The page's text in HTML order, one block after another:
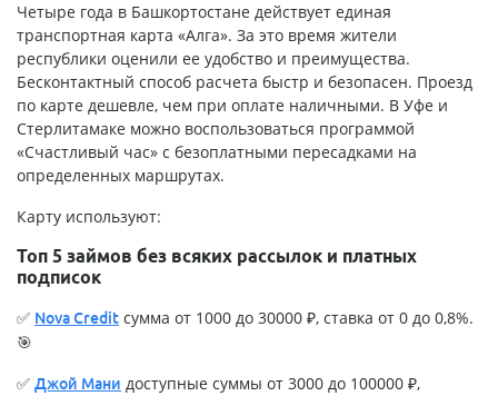
Четыре года в Башкортостане действует единая
транспортная карта «Алга». За это время жители
республики оценили ее удобство и преимущества.
Бесконтактный способ расчета быстр и безопасен. Проезд
по карте дешевле, чем при оплате наличными. В Уфе и
Стерлитамаке можно воспользоваться программой
«Счастливый час» с безоплатными пересадками на
определенных маршрутах.
Карту используют:
Топ 5 займов без всяких рассылок и платных
подписок
✅ Nova Credit сумма от 1000 до 30000 ₽, ставка от 0 до 0,8%.
🎯
✅ Джой Мани доступные суммы от 3000 до 100000 ₽,